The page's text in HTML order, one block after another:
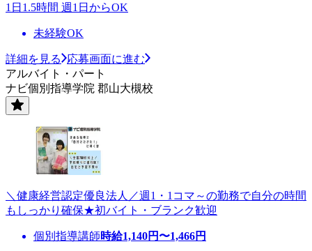
1日1.5時間 週1日からOK
未経験OK
詳細を見る
応募画面に進む
アルバイト・パート
ナビ個別指導学院 郡山大槻校
＼健康経営認定優良法人／週1・1コマ～の勤務で自分の時間
もしっかり確保★初バイト・ブランク歓迎
個別指導講師時給1,140円〜1,466円